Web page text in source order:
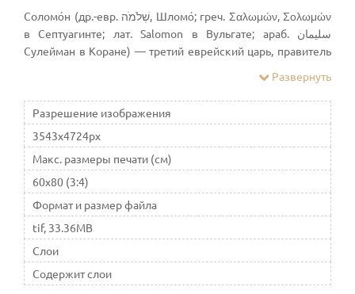
Соломо́н (др.-евр. שְׁלֹמֹה, Шломо́; греч. Σαλωμών, Σολωμών
в Септуагинте; лат. Salomon в Вульгате; араб. سليمان‎
Сулейман в Коране) — третий еврейский царь, правитель
наивысшего расцвета. Сын царя Давида и Вирсавии (Бат-
Шевы), соправитель Давида в первые два года своего
царствования. Во время правления Соломона в
Иерусалиме был построен Иерусалимский Храм —
главная святыня иудаизма
Развернуть
Разрешение изображения
3543x4724px
Макс. размеры печати (см)
60x80 (3:4)
Формат и размер файла
tif, 33.36MB
Слои
Содержит слои